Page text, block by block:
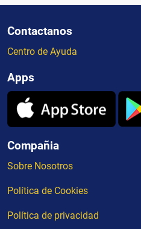
Contactanos
Centro de Ayuda
Apps
Compañia
Sobre Nosotros
Política de Cookies
Política de privacidad